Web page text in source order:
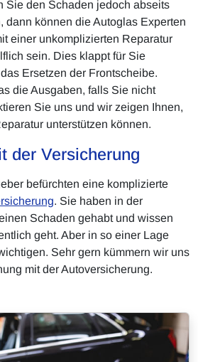
Sie den Schaden jedoch abseits
dann können die Autoglas Experten
einer unkomplizierten Reparatur
sein. Dies klappt für Sie
Ersetzen der Frontscheibe.
die Ausgaben, falls Sie nicht
Sie uns und wir zeigen Ihnen,
unterstützen können.
der Versicherung
befürchten eine komplizierte
. Sie haben in der
Schaden gehabt und wissen
geht. Aber in so einer Lage
Sehr gern kümmern wir uns
mit der Autoversicherung.